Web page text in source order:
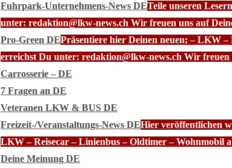
Fuhrpark-Unternehmens-News DETeile unseren
unter: redaktion@lkw-news.ch Wir freuen uns auf
Pro-Green DEPräsentiere hier Deinen neuen; – LKW –
erreichst Du unter: redaktion@lkw-news.ch Wir freuen
Carrosserie – DE
7 Fragen an DE
Veteranen LKW & BUS DE
Freizeit-/Veranstaltungs-News DEHier veröffentlichen
LKW – Reisecar – Linienbus – Oldtimer – Wohnmobil
Deine Meinung DE